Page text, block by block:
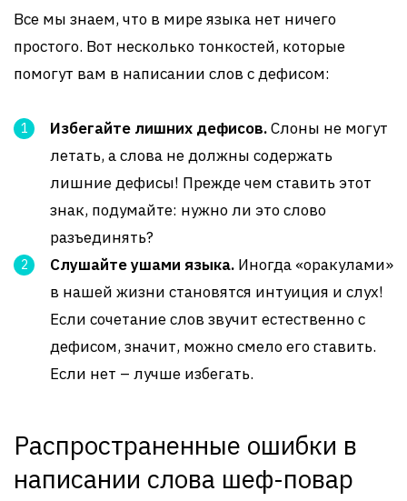
Все мы знаем, что в мире языка нет ничего
простого. Вот несколько тонкостей, которые
помогут вам в написании слов с дефисом:
Избегайте лишних дефисов.Слоны не могут
летать, а слова не должны содержать
лишние дефисы! Прежде чем ставить этот
знак, подумайте: нужно ли это слово
разъединять?
Слушайте ушами языка. Иногда «оракулами»
в нашей жизни становятся интуиция и слух!
Если сочетание слов звучит естественно с
дефисом, значит, можно смело его ставить.
Если нет – лучше избегать.
Распространенные ошибки в
написании слова шеф-повар